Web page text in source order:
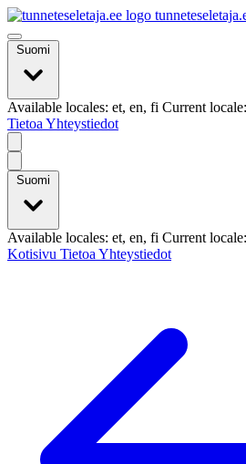
Suomi
Available locales: et, en, fi Current
Tietoa Yhteystiedot
Suomi
Available locales: et, en, fi Current
Kotisivu Tietoa Yhteystiedot